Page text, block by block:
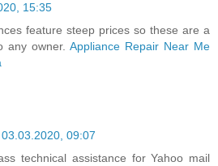
15:35
feature steep prices so these are a
any owner. Appliance Repair Near Me
03.03.2020, 09:07
technical assistance for Yahoo mail